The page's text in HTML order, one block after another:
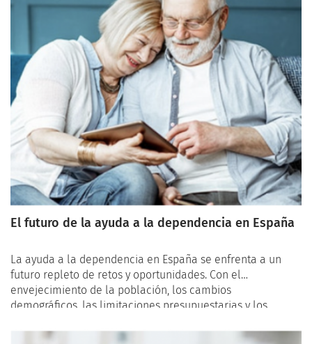
de la participación activa y el compromiso cívico.
El futuro de la ayuda a la dependencia en España
La ayuda a la dependencia en España se enfrenta a un
futuro repleto de retos y oportunidades. Con el
envejecimiento de la población, los cambios
demográficos, las limitaciones presupuestarias y los
las perspectivas futuras de este sistema de apoyo. A